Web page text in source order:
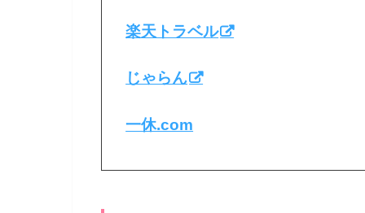
楽天トラベル
じゃらん
一休.com